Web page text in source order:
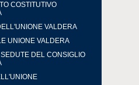
COSTITUTIVO
VALDERA
UNIONE VALDERA
DEL CONSIGLIO